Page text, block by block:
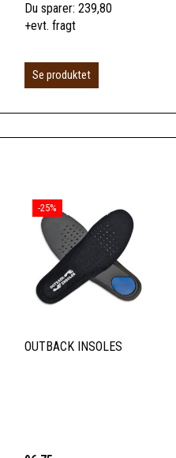
Du sparer: 239,80
+evt. fragt
Se produktet
-25%
OUTBACK INSOLES